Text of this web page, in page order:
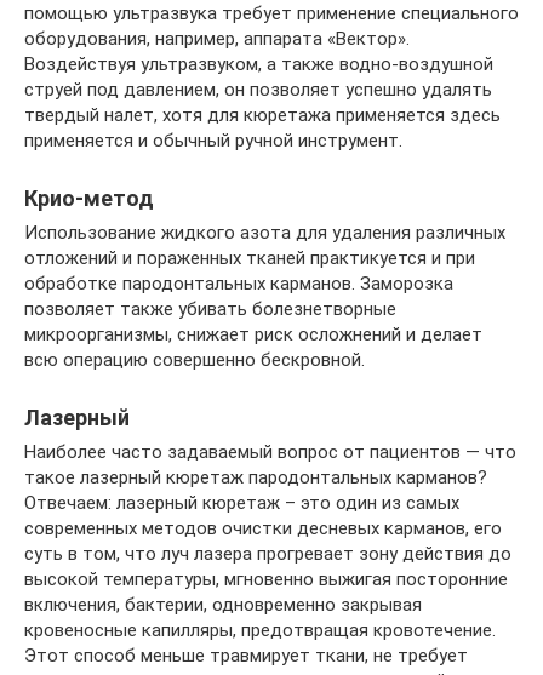
помощью ультразвука требует применение специального
оборудования, например, аппарата «Вектор».
Воздействуя ультразвуком, а также водно-воздушной
струей под давлением, он позволяет успешно удалять
твердый налет, хотя для кюретажа применяется здесь
применяется и обычный ручной инструмент.
Крио-метод
Использование жидкого азота для удаления различных
отложений и пораженных тканей практикуется и при
обработке пародонтальных карманов. Заморозка
позволяет также убивать болезнетворные
микроорганизмы, снижает риск осложнений и делает
всю операцию совершенно бескровной.
Лазерный
Наиболее часто задаваемый вопрос от пациентов — что
такое лазерный кюретаж пародонтальных карманов?
Отвечаем: лазерный кюретаж – это один из самых
современных методов очистки десневых карманов, его
суть в том, что луч лазера прогревает зону действия до
высокой температуры, мгновенно выжигая посторонние
включения, бактерии, одновременно закрывая
кровеносные капилляры, предотвращая кровотечение.
Этот способ меньше травмирует ткани, не требует